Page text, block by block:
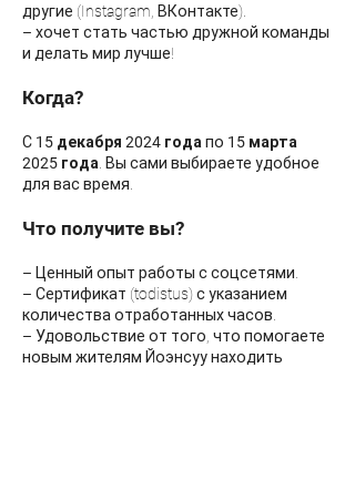
другие (Instagram, ВКонтакте).
– хочет стать частью дружной команды
и делать мир лучше!
Когда?
С 15 декабря 2024 года по 15 марта
2025 года . Вы сами выбираете удобное
для вас время.
Что получите вы?
– Ценный опыт работы с соцсетями.
– Сертификат (todistus) с указанием
количества отработанных часов.
– Удовольствие от того, что помогаете
новым жителям Йоэнсуу находить